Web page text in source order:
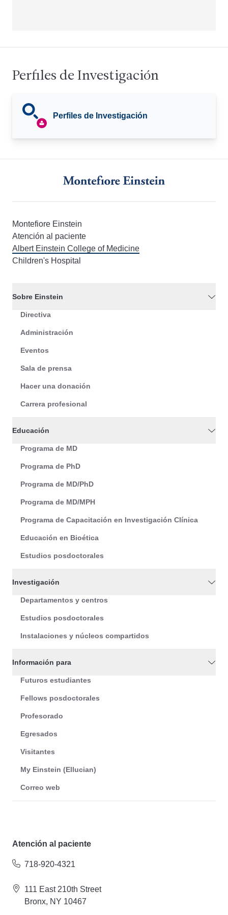
Perfiles de Investigación
Perfiles de Investigación
Montefiore Einstein
Atención al paciente
Albert Einstein College of Medicine
Children's Hospital
Sobre Einstein
Directiva
Administración
Eventos
Sala de prensa
Hacer una donación
Carrera profesional
Educación
Programa de MD
Programa de PhD
Programa de MD/PhD
Programa de MD/MPH
Programa de Capacitación en Investigación Clínica
Educación en Bioética
Estudios posdoctorales
Investigación
Departamentos y centros
Estudios posdoctorales
Instalaciones y núcleos compartidos
Información para
Futuros estudiantes
Fellows posdoctorales
Profesorado
Egresados
Visitantes
My Einstein (Ellucian)
Correo web
Atención al paciente
718-920-4321
111 East 210th Street
Bronx, NY 10467